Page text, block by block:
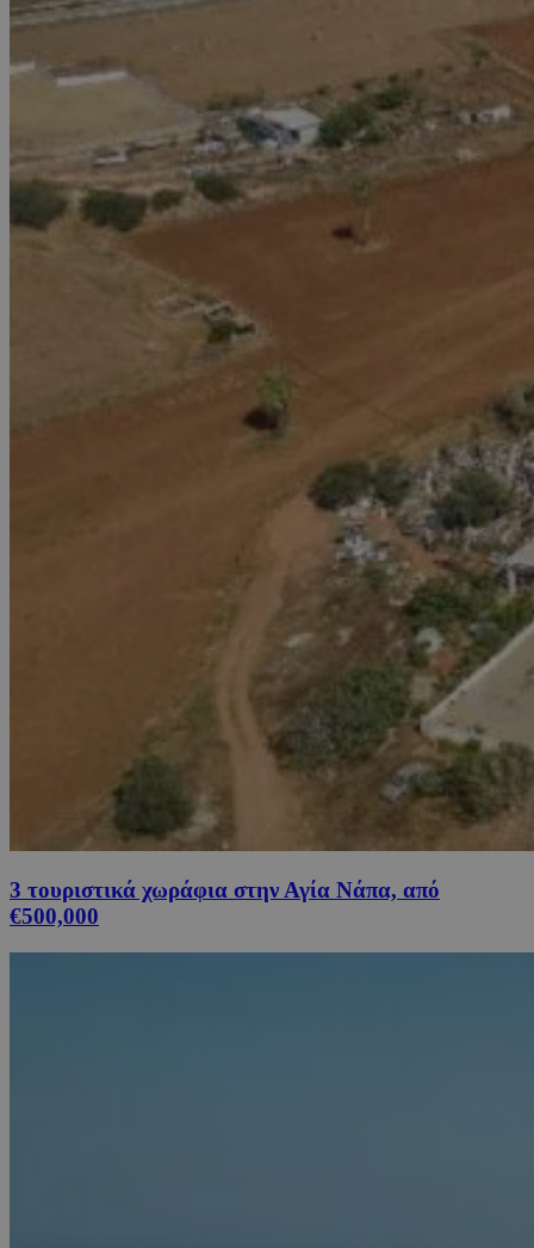
3 τουριστικά χωράφια στην Αγία Νάπα, από
€500,000